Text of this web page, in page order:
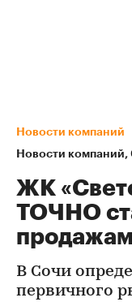
Новости компаний
Новости компаний⁠,
ЖК
ТОЧНО
В Сочи
первичного